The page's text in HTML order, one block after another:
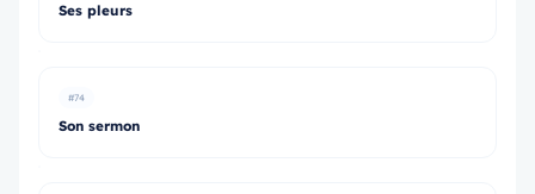
Ses pleurs
#74
Son sermon